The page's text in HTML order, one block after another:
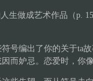
生做成艺术作品（p.
号编出了你的关于ta
而妒忌。恋爱时，你